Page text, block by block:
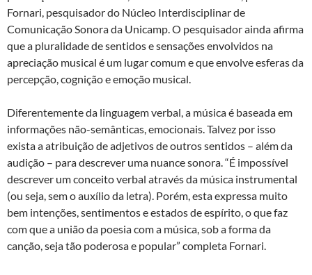
Fornari, pesquisador do Núcleo Interdisciplinar de
Comunicação Sonora da Unicamp. O pesquisador ainda afirma
que a pluralidade de sentidos e sensações envolvidos na
apreciação musical é um lugar comum e que envolve esferas da
percepção, cognição e emoção musical.
Diferentemente da linguagem verbal, a música é baseada em
informações não-semânticas, emocionais. Talvez por isso
exista a atribuição de adjetivos de outros sentidos – além da
audição – para descrever uma nuance sonora. “É impossível
descrever um conceito verbal através da música instrumental
(ou seja, sem o auxílio da letra). Porém, esta expressa muito
bem intenções, sentimentos e estados de espírito, o que faz
com que a união da poesia com a música, sob a forma da
canção, seja tão poderosa e popular” completa Fornari.